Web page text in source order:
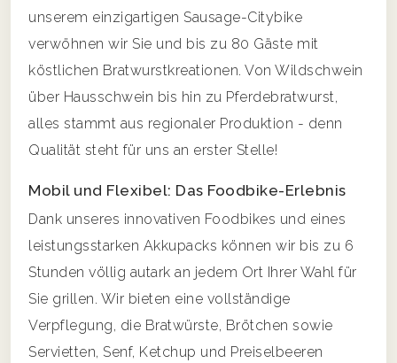
unserem einzigartigen Sausage-Citybike
verwöhnen wir Sie und bis zu 80 Gäste mit
köstlichen Bratwurstkreationen. Von Wildschwein
über Hausschwein bis hin zu Pferdebratwurst,
alles stammt aus regionaler Produktion - denn
Qualität steht für uns an erster Stelle!
Mobil und Flexibel: Das Foodbike-Erlebnis
Dank unseres innovativen Foodbikes und eines
leistungsstarken Akkupacks können wir bis zu 6
Stunden völlig autark an jedem Ort Ihrer Wahl für
Sie grillen. Wir bieten eine vollständige
Verpflegung, die Bratwürste, Brötchen sowie
Servietten, Senf, Ketchup und Preiselbeeren